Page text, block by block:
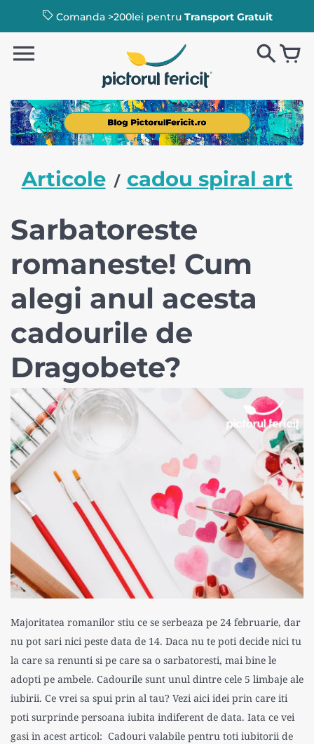
Comanda >200lei pentru Transport Gratuit
Articole / cadou spiral art
Sarbatoreste
romaneste! Cum
alegi anul acesta
cadourile de
Dragobete?
Majoritatea romanilor stiu ce se serbeaza pe 24 februarie, dar
nu pot sari nici peste data de 14. Daca nu te poti decide nici tu
la care sa renunti si pe care sa o sarbatoresti, mai bine le
adopti pe ambele. Cadourile sunt unul dintre cele 5 limbaje ale
iubirii. Ce vrei sa spui prin al tau? Vezi aici idei prin care iti
poti surprinde persoana iubita indiferent de data. Iata ce vei
gasi in acest articol: Cadouri valabile pentru toti iubitorii de